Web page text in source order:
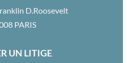
D.Roosevelt
PARIS
UN LITIGE